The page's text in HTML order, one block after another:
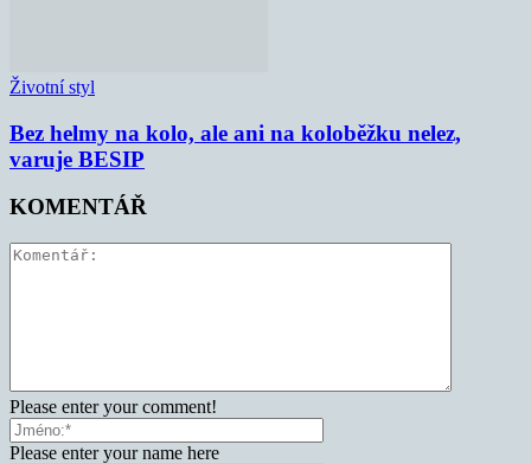
Životní styl
Bez helmy na kolo, ale ani na koloběžku nelez,
varuje BESIP
KOMENTÁŘ
Please enter your comment!
Please enter your name here